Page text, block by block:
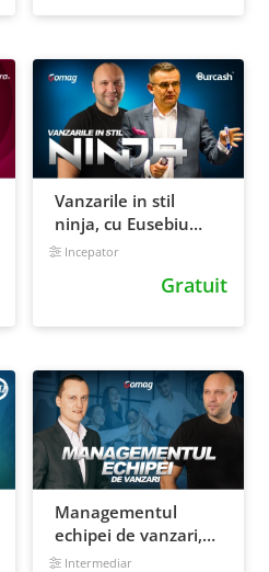
Vanzarile in stil
ninja, cu Eusebiu
Burcas
Incepator
Gratuit
Managementul
echipei de vanzari,
cu Cristian Cojocariu
Intermediar